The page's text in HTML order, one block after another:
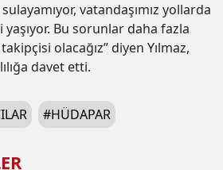
vatandaşımız yollarda
Bu sorunlar daha fazla
olacağız” diyen Yılmaz,
davet etti.
#HÜDAPAR